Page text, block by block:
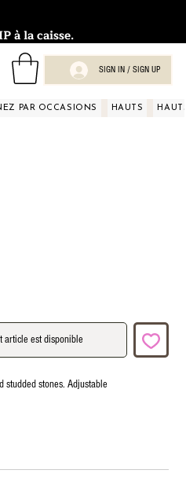
à la caisse.
SIGN IN / SIGN UP
PAR OCCASIONS HAUTS HAUTS
article est disponible
studded stones. Adjustable